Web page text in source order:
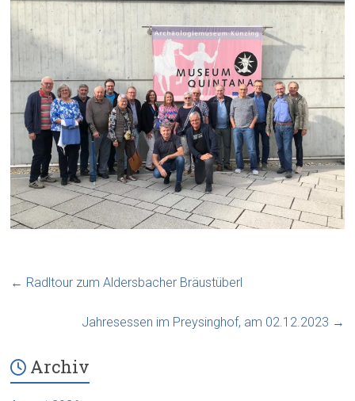
← Radltour zum Aldersbacher Bräustüberl
Jahresessen im Preysinghof, am 02.12.2023 →
Archiv